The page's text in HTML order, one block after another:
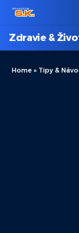
Zdravie &
Home » Tipy &